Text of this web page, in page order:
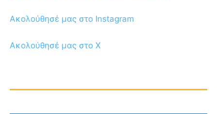
Ακολούθησέ μας στο Instagram
Ακολούθησέ μας στο X